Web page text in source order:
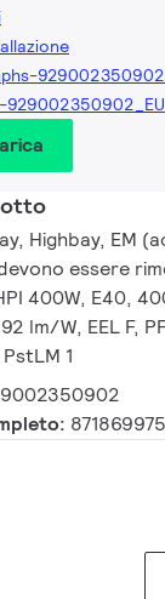
929002350902_EU
Highbay, EM
essere
400W, E40,
lm/W, EEL F,
1